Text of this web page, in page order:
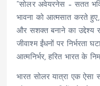
“सोलर अवेयरनेस – सतत
भावना को आत्मसात करते
और सशक्त बनाने का उद्देश्य
जीवाश्म ईंधनों पर निर्भरता
आत्मनिर्भर, हरित भारत के
भारत सोलर यात्रा एक ऐसा